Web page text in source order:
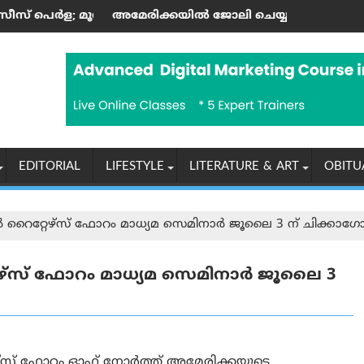
കലാസപര്യയ്ക്ക് ഗൾഫ് മണ്ണിലും അംഗീകാരം
ജോലി ചെയ്യുന്ന ഇന്ത്യക്കാർക്ക് എച്ച്-1ബി വിസ
ആരോഗ്യ,
EDITORIAL LIFESTYLE LITERATURE & ART
ഫോറം മാധ്യമ സെമിനാർ ജൂലൈ 3 ന്
ഫോറം മാധ്യമ സെമിനാർ ജൂലൈ 3